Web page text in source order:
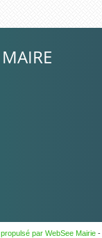
par WebSee Mairie-